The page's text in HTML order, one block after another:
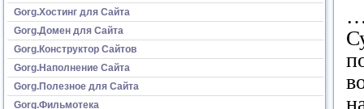
Gorg.Хостинг для Сайта
Gorg.Домен для Сайта
Gorg.Конструктор Сайтов
Gorg.Наполнение Сайта
Gorg.Полезное для Сайта
Gorg.Фильмотека